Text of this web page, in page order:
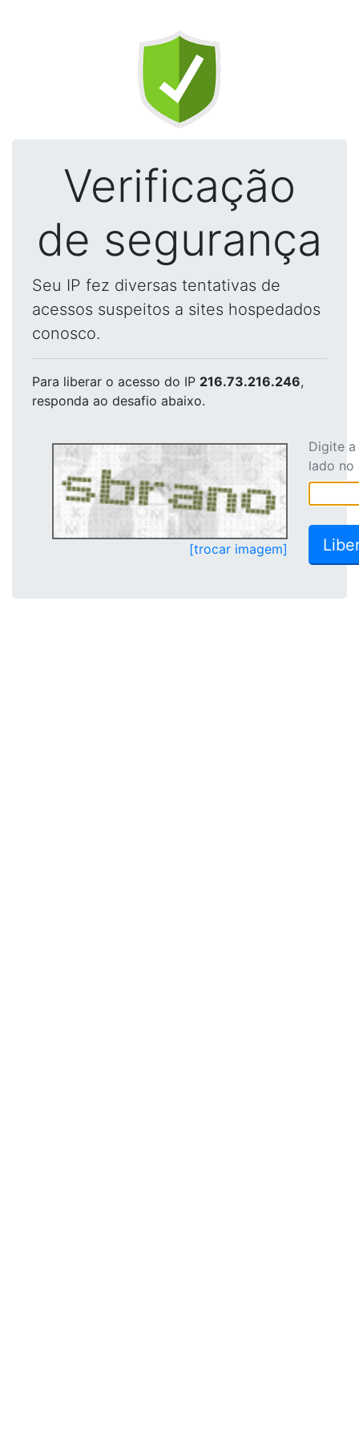
Verificação
de segurança
Seu IP fez diversas tentativas de
acessos suspeitos a sites hospedados
conosco.
Para liberar o acesso do IP 216.73.216.246,
responda ao desafio abaixo.
[trocar imagem]
Digite
lado no